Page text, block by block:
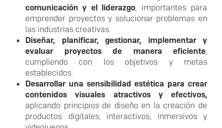
comunicación y el liderazgo, importantes para
emprender proyectos y solucionar problemas en
las industrias creativas.
Diseñar, planificar, gestionar, implementar y
evaluar proyectos de manera eficiente,
cumpliendo con los objetivos y metas
establecidos.
Desarrollar una sensibilidad estética para crear
contenidos visuales atractivos y efectivos,
aplicando principios de diseño en la creación de
productos digitales, interactivos, inmersivos y